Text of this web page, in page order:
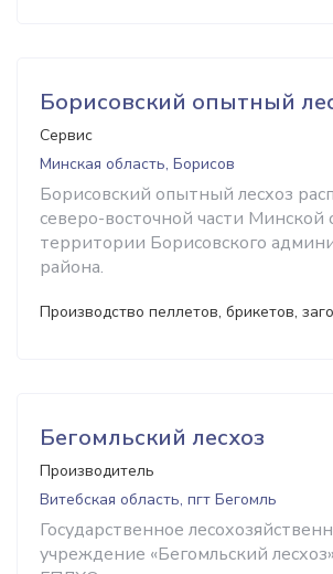
Борисовский опытный
Сервис
Минская область, Борисов
Борисовский опытный лесхоз
северо-восточной части Минской
территории Борисовского
района.
Производство пеллетов, брикетов,
Бегомльский лесхоз
Производитель
Витебская область, пгт Бегомль
Государственное
учреждение «Бегомльский